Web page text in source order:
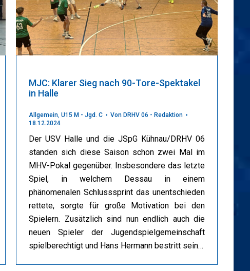
MJC: Klarer Sieg nach 90-Tore-Spektakel
in Halle
Allgemein, U15 M - Jgd. C Von DRHV 06 - Redaktion
18.12.2024
Der USV Halle und die JSpG Kühnau/DRHV 06
standen sich diese Saison schon zwei Mal im
MHV-Pokal gegenüber. Insbesondere das letzte
Spiel, in welchem Dessau in einem
phänomenalen Schlusssprint das unentschieden
rettete, sorgte für große Motivation bei den
Spielern. Zusätzlich sind nun endlich auch die
neuen Spieler der Jugendspielgemeinschaft
spielberechtigt und Hans Hermann bestritt sein…